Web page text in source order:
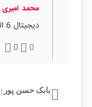
محمد امیری
دیجیتال 6 الی 60 ولت مدل XH-M604
0
0
بابک حسن پور